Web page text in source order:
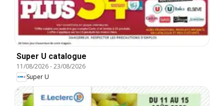
Super U catalogue
11/08/2026-23/08/2026
Super U